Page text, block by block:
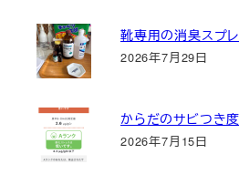
靴専用の消臭スプ
2026年7月29日
からだのサビつき度
2026年7月15日